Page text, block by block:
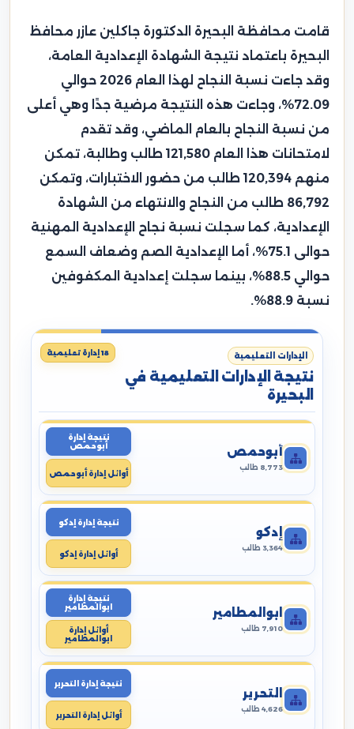
قامت محافظة البحيرة الدكتورة جاكلين عازر محافظ
البحيرة باعتماد نتيجة الشهادة الإعدادية العامة،
وقد جاءت نسبة النجاح لهذا العام 2026 حوالي
72.09%، وجاءت هذه النتيجة مرضية جدًا وهي أعلى
من نسبة النجاح بالعام الماضي، وقد تقدم
لامتحانات هذا العام 121,580 طالب وطالبة، تمكن
منهم 120,394 طالب من حضور الاختبارات، وتمكن
86,792 طالب من النجاح والانتهاء من الشهادة
الإعدادية، كما سجلت نسبة نجاح الإعدادية المهنية
حوالى 75.1%، أما الإعدادية الصم وضعاف السمع
حوالي 88.5%، بينما سجلت إعدادية المكفوفين
نسبة 88.9%.
الإدارات التعليمية
نتيجة الإدارات التعليمية في
البحيرة
18 إدارة تعليمية
أبوحمص
8,773 طالب
نتيجة إدارة
أبوحمص
أوائل إدارة أبوحمص
إدكو
3,364 طالب
نتيجة إدارة إدكو
أوائل إدارة إدكو
ابوالمطامير
7,910 طالب
نتيجة إدارة
ابوالمطامير
أوائل إدارة
ابوالمطامير
التحرير
4,626 طالب
نتيجة إدارة التحرير
أوائل إدارة التحرير